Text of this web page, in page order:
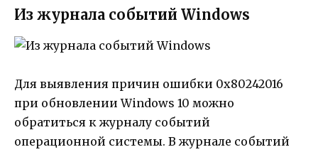
Из журнала событий Windows
Для выявления причин ошибки 0x80242016
при обновлении Windows 10 можно
обратиться к журналу событий
операционной системы. В журнале событий